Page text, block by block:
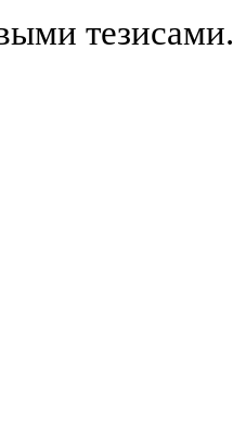
тезисами.